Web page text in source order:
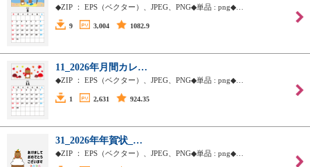
◆ZIP ： EPS（ベクター）、JPEG、PNG◆単品 : png◆…
9 3,004 1082.9
11_2026年月間カレ…
◆ZIP ： EPS（ベクター）、JPEG、PNG◆単品 : png◆…
1 2,631 924.35
31_2026年年賀状_…
◆ZIP ： EPS（ベクター）、JPEG、PNG◆単品 : png◆…